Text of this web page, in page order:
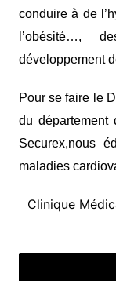
conduire à de
l’obésité…,
développement
Pour se faire le
du
Securex,nous
maladies
Clinique